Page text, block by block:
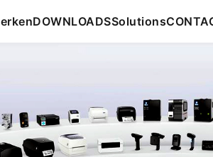
DOWNLOADSSolutions